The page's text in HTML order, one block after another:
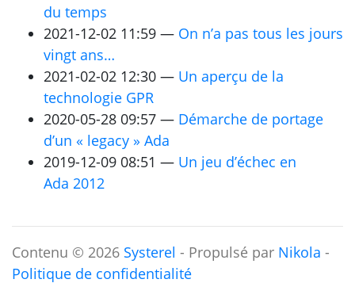
du temps
2021-12-02 11:59
On n’a pas tous les jours
vingt ans…
2021-02-02 12:30
Un aperçu de la
technologie GPR
2020-05-28 09:57
Démarche de portage
d’un « legacy » Ada
2019-12-09 08:51
Un jeu d’échec en
Ada 2012
Contenu © 2026 Systerel - Propulsé par Nikola -
Politique de confidentialité